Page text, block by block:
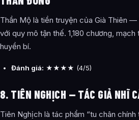
Thần Mộ là tiền truyện của Già Thiên
với quy mô tận thế. 1,180 chương,
huyền bí.
Đánh giá: ★★★★ (4/5)
8. TIÊN NGHỊCH — TÁC GIẢ NHĨ
Tiên Nghịch là tác phẩm “tu chân